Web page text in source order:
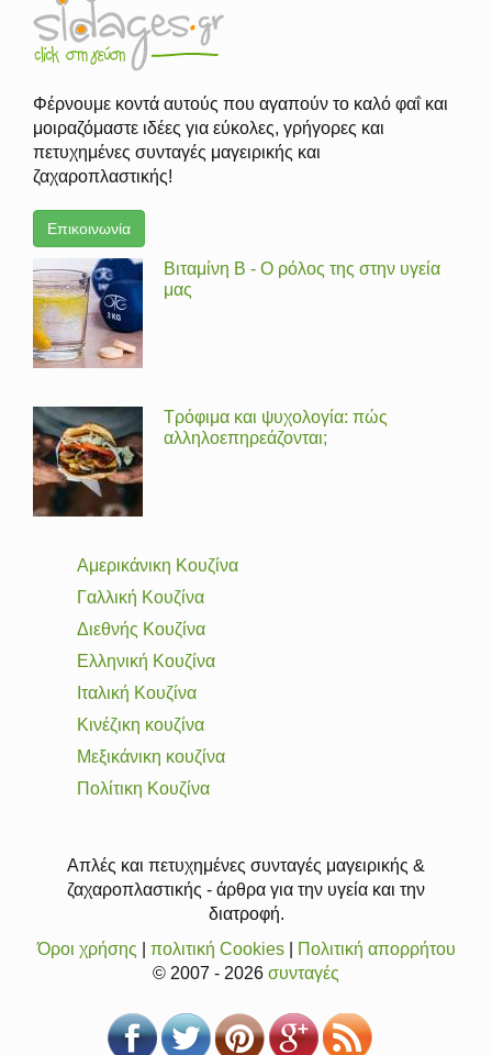
Φέρνουμε κοντά αυτούς που αγαπούν το καλό φαΐ και
μοιραζόμαστε ιδέες για εύκολες, γρήγορες και
πετυχημένες συνταγές μαγειρικής και
ζαχαροπλαστικής!
Επικοινωνία
Βιταμίνη Β - Ο ρόλος της στην υγεία
μας
Τρόφιμα και ψυχολογία: πώς
αλληλοεπηρεάζονται;
Αμερικάνικη Κουζίνα
Γαλλική Κουζίνα
Διεθνής Κουζίνα
Ελληνική Κουζίνα
Ιταλική Κουζίνα
Κινέζικη κουζίνα
Μεξικάνικη κουζίνα
Πολίτικη Κουζίνα
Απλές και πετυχημένες συνταγές μαγειρικής &
ζαχαροπλαστικής - άρθρα για την υγεία και την
διατροφή.
Όροι χρήσης
πολιτική Cookies|
Πολιτική απορρήτου
© 2007 - 2026 συνταγές